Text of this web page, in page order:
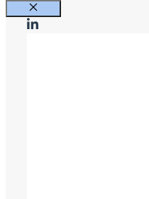
Luk